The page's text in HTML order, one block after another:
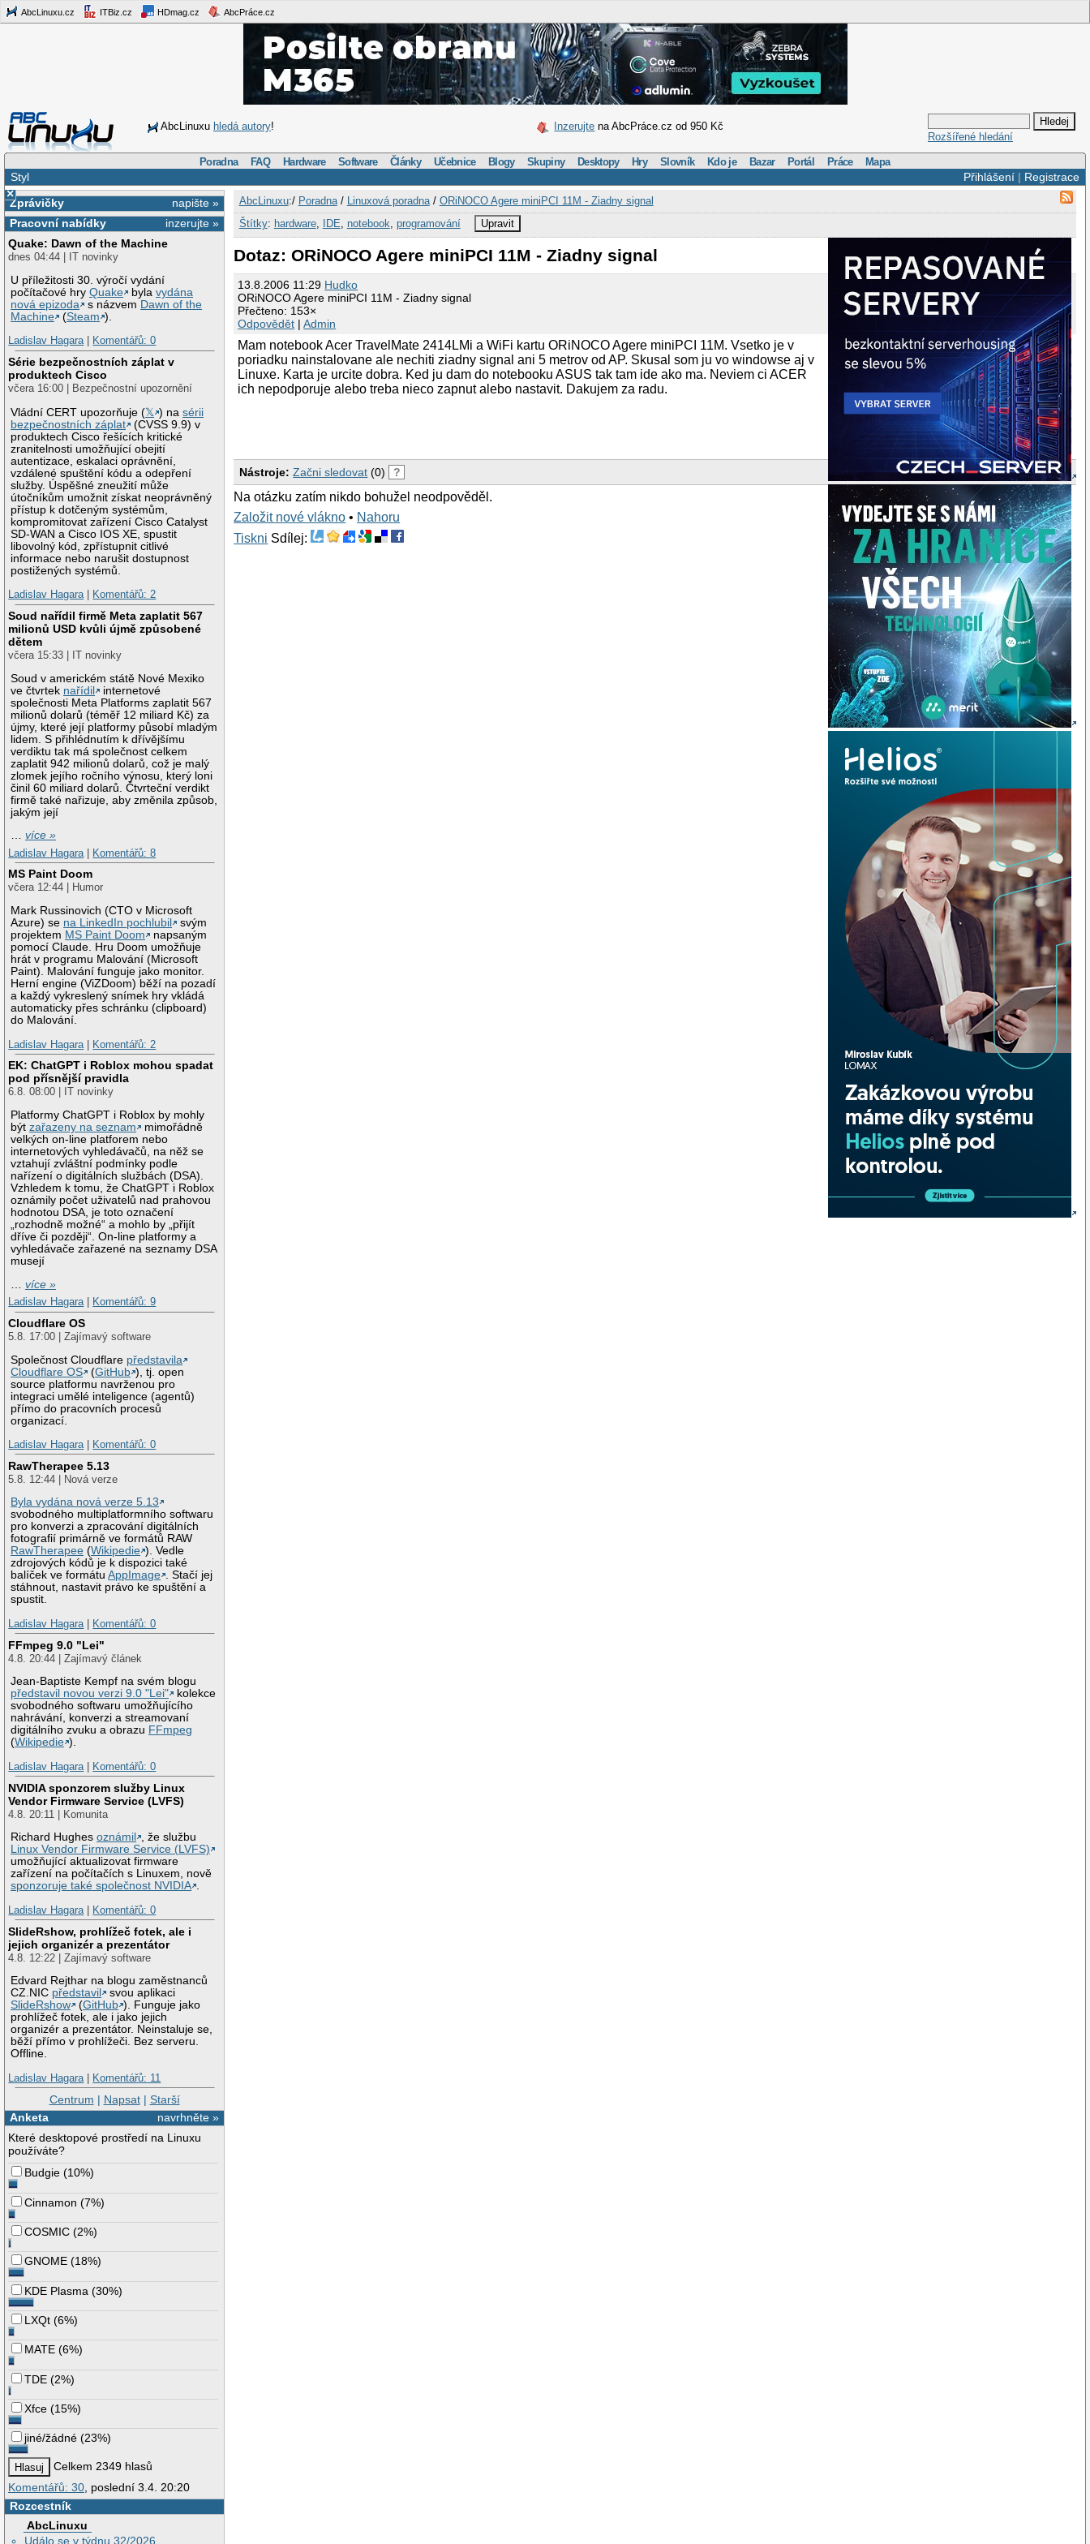
AbcLinuxu.cz ITBiz.cz HDmag.cz AbcPráce.cz
AbcLinuxu hledá autory! Inzerujte na AbcPráce.cz od 950 Kč
Rozšířené hledání
Poradna FAQ Hardware Software Články Učebnice Blogy Skupiny Desktopy Hry Slovník Kdo je Bazar Portál Práce Mapa
Přihlášení| Registrace
Styl
×
napište »
Zprávičky
inzerujte »
Pracovní nabídky
Quake: Dawn of the Machine
dnes 04:44 | IT novinky
U příležitosti 30. výročí vydání
počítačové hryQuake bylavydána
nová epizoda
s názvem Dawn of the
Machine
(Steam ).
Ladislav Hagara| Komentářů: 0
Série bezpečnostních záplat v
produktech Cisco
včera 16:00 | Bezpečnostní upozornění
Vládní CERT upozorňuje (𝕏 ) nasérii
bezpečnostních záplat
(CVSS 9.9) v
produktech Cisco řešících kritické
zranitelnosti umožňující obejití
autentizace, eskalaci oprávnění,
vzdálené spuštění kódu a odepření
služby. Úspěšné zneužití může
útočníkům umožnit získat neoprávněný
přístup k dotčeným systémům,
kompromitovat zařízení Cisco Catalyst
SD-WAN a Cisco IOS XE, spustit
libovolný kód, zpřístupnit citlivé
informace nebo narušit dostupnost
postižených systémů.
Ladislav Hagara| Komentářů: 2
Soud nařídil firmě Meta zaplatit 567
milionů USD kvůli újmě způsobené
dětem
včera 15:33 | IT novinky
Soud v americkém státě Nové Mexiko
ve čtvrtek nařídil
internetové
společnosti Meta Platforms zaplatit 567
milionů dolarů (téměř 12 miliard Kč) za
újmy, které její platformy působí mladým
lidem. S přihlédnutím k dřívějšímu
verdiktu tak má společnost celkem
zaplatit 942 milionů dolarů, což je malý
zlomek jejího ročního výnosu, který loni
činil 60 miliard dolarů. Čtvrteční verdikt
firmě také nařizuje, aby změnila způsob,
jakým její
…více »
Ladislav Hagara
Komentářů: 8
MS Paint Doom
včera 12:44 | Humor
Mark Russinovich (CTO v Microsoft
Azure) se na LinkedIn pochlubil
svým
projektem MS Paint Doom
napsaným
pomocí Claude. Hru Doom umožňuje
hrát v programu Malování (Microsoft
Paint). Malování funguje jako monitor.
Herní engine (ViZDoom) běží na pozadí
a každý vykreslený snímek hry vkládá
automaticky přes schránku (clipboard)
do Malování.
Ladislav Hagara
Komentářů: 2
EK: ChatGPT i Roblox mohou spadat
pod přísnější pravidla
6.8. 08:00 | IT novinky
Platformy ChatGPT i Roblox by mohly
býtzařazeny na seznam
mimořádně
velkých on-line platforem nebo
internetových vyhledávačů, na něž se
vztahují zvláštní podmínky podle
nařízení o digitálních službách (DSA).
Vzhledem k tomu, že ChatGPT i Roblox
oznámily počet uživatelů nad prahovou
hodnotou DSA, je toto označení
„rozhodně možné“ a mohlo by „přijít
dříve či později“. On-line platformy a
vyhledávače zařazené na seznamy DSA
musejí
…více »
Ladislav Hagara| Komentářů: 9
Cloudflare OS
5.8. 17:00 | Zajímavý software
Společnost Cloudflare představila
Cloudflare OS
(GitHub ), tj. open
source platformu navrženou pro
integraci umělé inteligence (agentů)
přímo do pracovních procesů
organizací.
Ladislav Hagara| Komentářů: 0
RawTherapee 5.13
5.8. 12:44 | Nová verze
Byla vydána nová verze 5.13
svobodného multiplatformního softwaru
pro konverzi a zpracování digitálních
fotografií primárně ve formátů RAW
RawTherapee (Wikipedie ). Vedle
zdrojových kódů je k dispozici také
balíček ve formátuAppImage . Stačí jej
stáhnout, nastavit právo ke spuštění a
spustit.
Ladislav Hagara| Komentářů: 0
FFmpeg 9.0 "Lei"
4.8. 20:44 | Zajímavý článek
Jean-Baptiste Kempf na svém blogu
představil novou verzi 9.0 "Lei"
kolekce
svobodného softwaru umožňujícího
nahrávání, konverzi a streamovaní
digitálního zvuku a obrazu FFmpeg
(Wikipedie ).
Ladislav Hagara| Komentářů: 0
NVIDIA sponzorem služby Linux
Vendor Firmware Service (LVFS)
4.8. 20:11 | Komunita
Richard Hughesoznámil
, že službu
Linux Vendor Firmware Service (LVFS)
umožňující aktualizovat firmware
zařízení na počítačích s Linuxem, nově
sponzoruje také společnost NVIDIA .
Ladislav Hagara| Komentářů: 0
SlideRshow, prohlížeč fotek, ale i
jejich organizér a prezentátor
4.8. 12:22 | Zajímavý software
Edvard Rejthar na blogu zaměstnanců
CZ.NIC představil
svou aplikaci
SlideRshow
(GitHub ). Funguje jako
prohlížeč fotek, ale i jako jejich
organizér a prezentátor. Neinstaluje se,
běží přímo v prohlížeči. Bez serveru.
Offline.
Ladislav Hagara| Komentářů: 11
Centrum | Napsat| Starší
navrhněte »
Anketa
Které desktopové prostředí na Linuxu
používáte?
Budgie (10%)
Cinnamon (7%)
COSMIC (2%)
GNOME (18%)
KDE Plasma (30%)
LXQt (6%)
MATE (6%)
TDE (2%)
Xfce (15%)
jiné/žádné (23%)
Celkem 2349 hlasů
Komentářů: 30 , poslední 3.4. 20:20
Rozcestník
AbcLinuxu
Událo se v týdnu 32/2026
AbcLinuxu:/ Poradna/ Linuxová poradna/ ORiNOCO Agere miniPCI 11M - Ziadny signal
Štítky: hardware, IDE notebook programování Upravit
Dotaz: ORiNOCO Agere miniPCI 11M - Ziadny signal
13.8.2006 11:29 Hudko
ORiNOCO Agere miniPCI 11M - Ziadny signal
Přečteno: 153×
Odpovědět |Admin
Mam notebook Acer TravelMate 2414LMi a WiFi kartu ORiNOCO Agere miniPCI 11M. Vsetko je v
poriadku nainstalovane ale nechiti ziadny signal ani 5 metrov od AP. Skusal som ju vo windowse aj v
Linuxe. Karta je urcite dobra. Ked ju dam do notebooku ASUS tak tam ide ako ma. Neviem ci ACER
ich nepodporuje alebo treba nieco zapnut alebo nastavit. Dakujem za radu.
Nástroje: Začni sledovat (0) ?
Na otázku zatím nikdo bohužel neodpověděl.
Založit nové vlákno • Nahoru
Tiskni Sdílej: